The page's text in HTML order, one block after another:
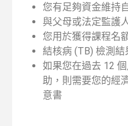
您有足夠資金維持
與父母或法定監護
您用於獲得課程名
結核病 (TB) 檢測結
如果您在過去 12
助，則需要您的經
意書